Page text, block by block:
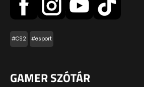
#CS2 #esport
GAMER SZÓTÁR